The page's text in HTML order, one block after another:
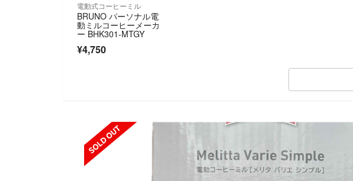
電動式コーヒーミル
BRUNO パーソナル電
動ミルコーヒーメーカ
ー BHK301-MTGY
¥4,750